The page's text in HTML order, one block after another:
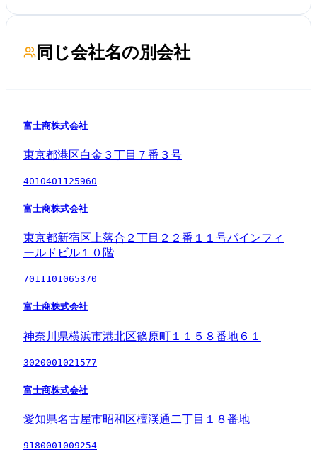
同じ会社名の別会社
富士商株式会社
東京都港区白金３丁目７番３号
4010401125960
富士商株式会社
東京都新宿区上落合２丁目２２番１１号パインフィ
ールドビル１０階
7011101065370
富士商株式会社
神奈川県横浜市港北区篠原町１１５８番地６１
3020001021577
富士商株式会社
愛知県名古屋市昭和区檀渓通二丁目１８番地
9180001009254